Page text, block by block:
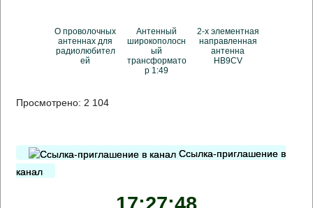
О проволочных
антеннах для
радиолюбител
ей
Антенный
широкополосн
ый
трансформато
р 1:49
2-х элементная
направленная
антенна
HB9CV
Просмотрено:2 104
Ссылка-приглашение в
канал